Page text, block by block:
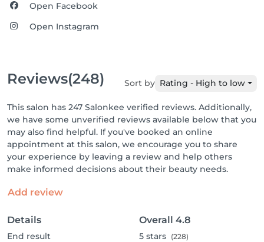
Open Facebook
Open Instagram
Reviews(248) Sort by Rating - High to low
This salon has 247 Salonkee verified reviews. Additionally,
we have some unverified reviews available below that you
may also find helpful. If you've booked an online
appointment at this salon, we encourage you to share
your experience by leaving a review and help others
make informed decisions about their beauty needs.
Add review
Details
End result
Overall 4.8
5 stars (228)